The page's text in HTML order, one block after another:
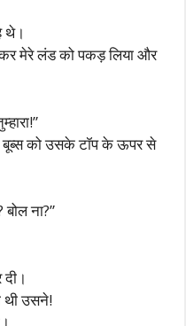
थे।
मेरे लंड को पकड़ लिया और
को उसके टॉप के ऊपर से
ना?”
थी उसने!